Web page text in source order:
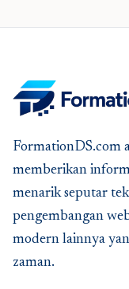
FormationDS.com
memberikan
menarik seputar
pengembangan
modern lainnya
zaman.